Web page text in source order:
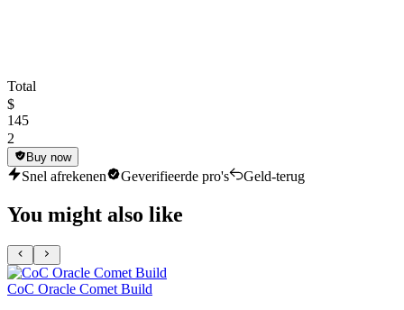
Total
$
145
2
Buy now
Snel afrekenen Geverifieerde pro's Geld-terug
You might also like
CoC Oracle Comet Build